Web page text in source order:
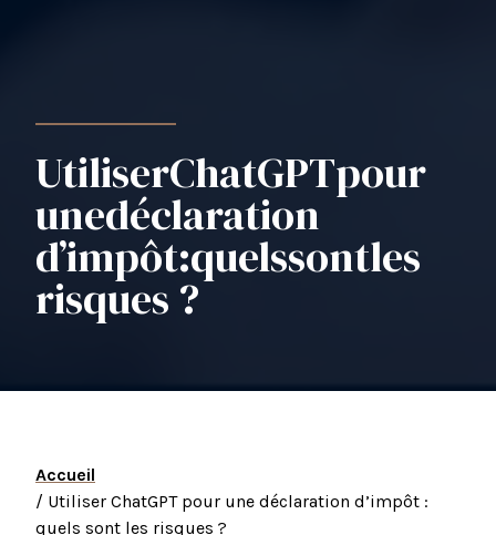
UtiliserChatGPTpour
unedéclaration
d’impôt:quelssontles
risques ?
Accueil
/ Utiliser ChatGPT pour une déclaration d’impôt :
quels sont les risques ?